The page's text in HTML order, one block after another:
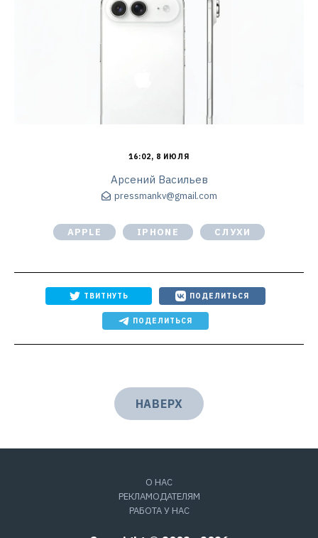
16:02, 8 ИЮЛЯ
Арсений Васильев
pressmankv@gmail.com
APPLE IPHONE СЛУХИ
ТВИТНУТЬ ПОДЕЛИТЬСЯ
ПОДЕЛИТЬСЯ
НАВЕРХ
О НАС
РЕКЛАМОДАТЕЛЯМ
РАБОТА У НАС